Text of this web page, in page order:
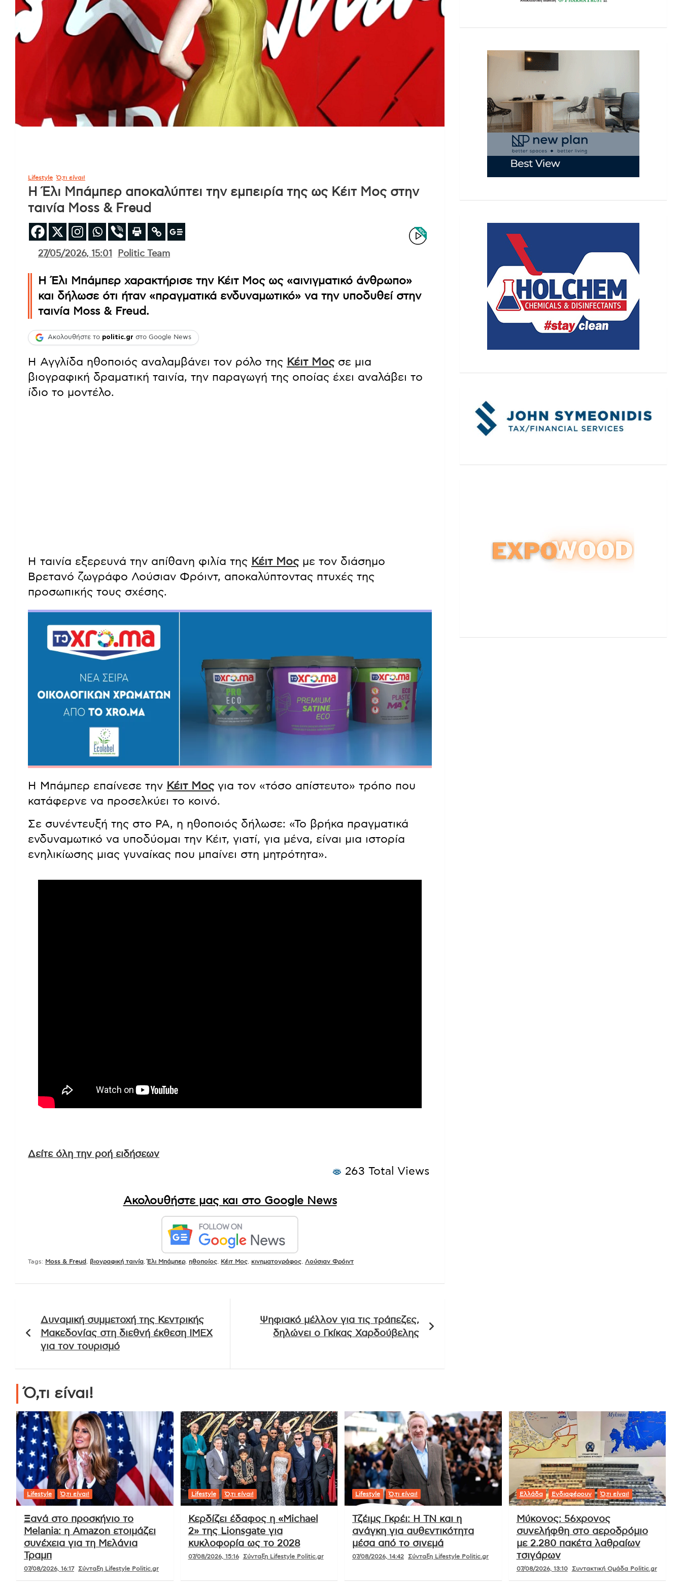
Lifestyle Ό,τι είναι!
Η Έλι Μπάμπερ αποκαλύπτει την εμπειρία της ως Κέιτ Μος στην
ταινία Moss & Freud
27/05/2026, 15:01 Politic Team
Η Έλι Μπάμπερ χαρακτήρισε την Κέιτ Μος ως «αινιγματικό άνθρωπο»
και δήλωσε ότι ήταν «πραγματικά ενδυναμωτικό» να την υποδυθεί στην
ταινία Moss & Freud.
Ακολουθήστε το politic.gr στο Google News
Η Αγγλίδα ηθοποιός αναλαμβάνει τον ρόλο της Κέιτ Μοςσε μια
βιογραφική δραματική ταινία, την παραγωγή της οποίας έχει αναλάβει το
ίδιο το μοντέλο.
Η ταινία εξερευνά την απίθανη φιλία της Κέιτ Μοςμε τον διάσημο
Βρετανό ζωγράφο Λούσιαν Φρόιντ, αποκαλύπτοντας πτυχές της
προσωπικής τους σχέσης.
Η Μπάμπερ επαίνεσε την Κέιτ Μοςγια τον «τόσο απίστευτο» τρόπο που
κατάφερνε να προσελκύει το κοινό.
Σε συνέντευξή της στο PA, η ηθοποιός δήλωσε: «Το βρήκα πραγματικά
ενδυναμωτικό να υποδύομαι την Κέιτ, γιατί, για μένα, είναι μια ιστορία
ενηλικίωσης μιας γυναίκας που μπαίνει στη μητρότητα».
Δείτε όλη την ροή ειδήσεων
263 Total Views
Ακολουθήστε μας και στο Google News
Tags: Moss & Freud βιογραφική ταινία ,Έλι Μπάμπερ, ηθοποίος Κέιτ Μος κινηματογράφος Λούσιαν Φρόιντ
άρθρων
Δυναμική συμμετοχή της Κεντρικής
Μακεδονίας στη διεθνή έκθεση IMEX
για τον τουρισμό
Ψηφιακό μέλλον για τις τράπεζες,
δηλώνει ο Γκίκας Χαρδούβελης
Ό,τι είναι!
Lifestyle Ό,τι είναι!
Ξανά στο προσκήνιο το
Melania: η Amazon ετοιμάζει
συνέχεια για τη Μελάνια
Τραμπ
07/08/2026, 16:17 Σύνταξη Lifestyle Politic.gr
Lifestyle Ό,τι είναι!
Κερδίζει έδαφος η «Michael
2» της Lionsgate για
κυκλοφορία ως το 2028
07/08/2026, 15:16 Σύνταξη Lifestyle Politic.gr
Lifestyle Ό,τι είναι!
Τζέιμς Γκρέι: Η ΤΝ και η
ανάγκη για αυθεντικότητα
μέσα από το σινεμά
07/08/2026, 14:42 Σύνταξη Lifestyle Politic.gr
Ελλάδα Ενδιαφέρουν Ό,τι είναι!
Μύκονος: 56χρονος
συνελήφθη στο αεροδρόμιο
με 2.280 πακέτα λαθραίων
τσιγάρων
07/08/2026, 13:10 Συντακτική Ομάδα Politic.gr